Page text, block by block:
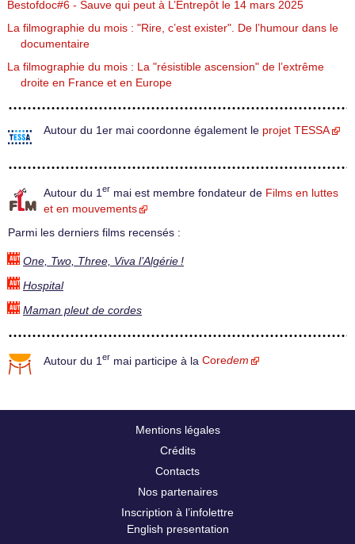
Bestofdoc#6 - Sauve qui peut à L’Entrepôt le 14 mars 2025
La filmographie du mois : "Rire, c’est exister". De l’humour dans le
documentaire
La filmographie du mois : La "résistible ascension" de l’extrême
droite en France et en Europe
Autour du 1er mai coordonne également le projet TESSA
Autour du 1 er mai est membre fondateur de Films en luttes
et en mouvements
Parmi les derniers films recensés :
One, Two, Three, Viva l’Algérie !
Hospital
Maman pleut de cordes
Autour du 1 er mai participe à la Coredem
Mentions légales
Crédits
Contacts
Nos partenaires
Inscription à l’infolettre
English presentation